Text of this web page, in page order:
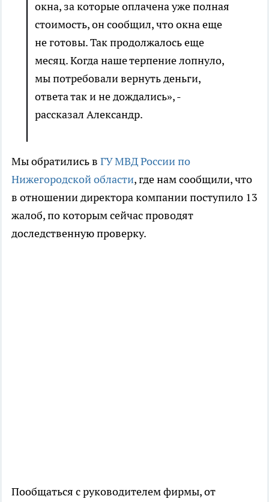
окна, за которые оплачена уже полная
стоимость, он сообщил, что окна еще
не готовы. Так продолжалось еще
месяц. Когда наше терпение лопнуло,
мы потребовали вернуть деньги,
ответа так и не дождались», -
рассказал Александр.
Мы обратились в ГУ МВД России по
Нижегородской области, где нам сообщили, что
в отношении директора компании поступило 13
жалоб, по которым сейчас проводят
доследственную проверку.
Пообщаться с руководителем фирмы, от